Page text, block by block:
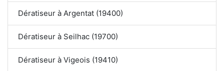
Dératiseur à Argentat (19400)
Dératiseur à Seilhac (19700)
Dératiseur à Vigeois (19410)